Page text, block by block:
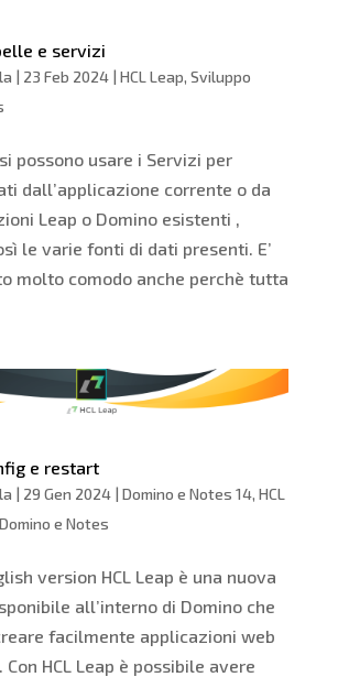
e servizi
| 23 Feb 2024| HCL Leap, Sviluppo
si possono usare i Servizi per
dall’applicazione corrente o da
Leap o Domino esistenti ,
le varie fonti di dati presenti. E’
molto comodo anche perchè tutta
e restart
| 29 Gen 2024| Domino e Notes 14, HCL
e Notes
version HCL Leap è una nuova
all’interno di Domino che
facilmente applicazioni web
HCL Leap è possibile avere